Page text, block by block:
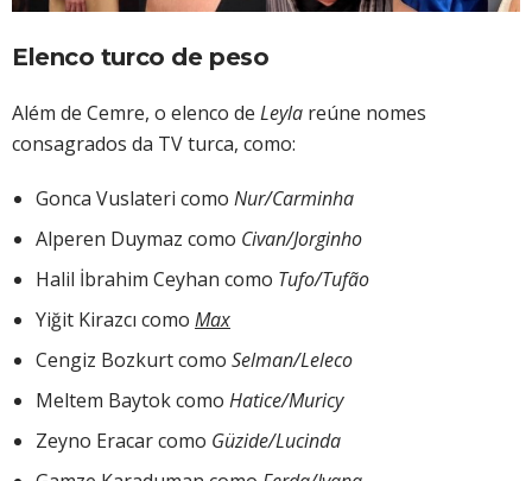
Elenco turco de peso
Além de Cemre, o elenco de Leyla reúne nomes
consagrados da TV turca, como:
Gonca Vuslateri como Nur/Carminha
Alperen Duymaz como Civan/Jorginho
Halil İbrahim Ceyhan como Tufo/Tufão
Yiğit Kirazcı como Max
Cengiz Bozkurt como Selman/Leleco
Meltem Baytok como Hatice/Muricy
Zeyno Eracar como Güzide/Lucinda